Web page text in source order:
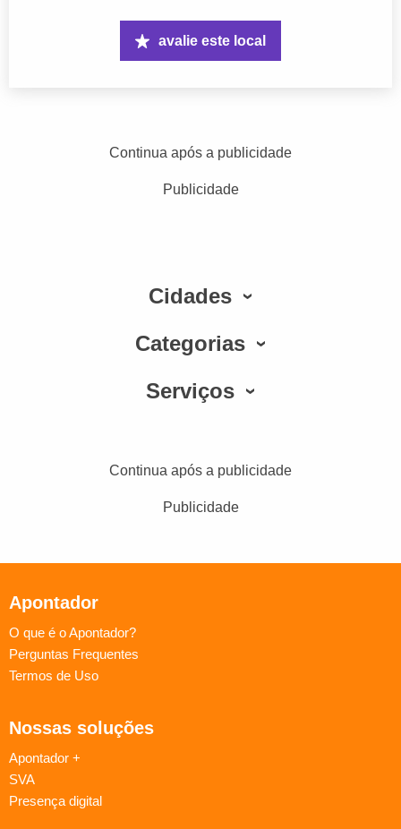
avalie este local
Continua após a publicidade
Publicidade
Cidades
Categorias
Serviços
Continua após a publicidade
Publicidade
Apontador
O que é o Apontador?
Perguntas Frequentes
Termos de Uso
Nossas soluções
Apontador +
SVA
Presença digital